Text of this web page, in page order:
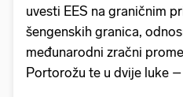
uvesti EES na graničnim
šengenskih granica,
međunarodni zračni
Portorožu te u dvije luke